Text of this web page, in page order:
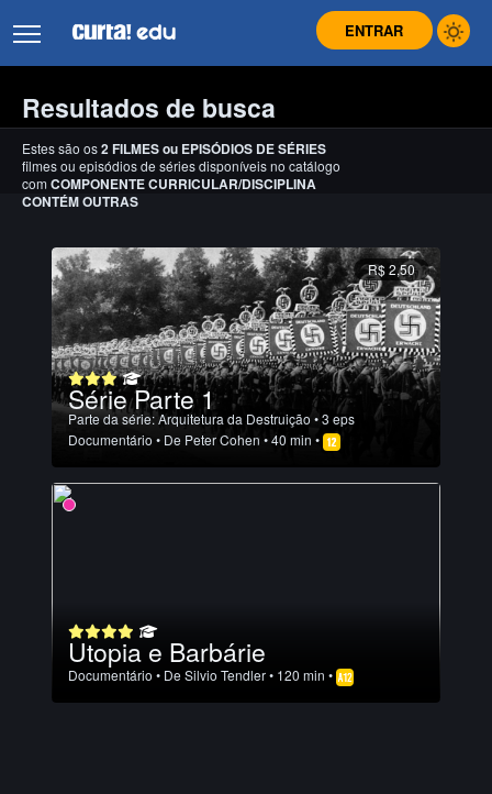
ENTRAR
Resultados de busca
Estes são os2FILMESou EPISÓDIOS DE SÉRIES
filmes ou episódios de séries disponíveis no catálogo
com COMPONENTE CURRICULAR/DISCIPLINA
CONTÉM OUTRAS
R$ 2,50
Série Parte 1
Parte da série:Arquitetura da Destruição• 3 eps
Documentário • De Peter Cohen • 40 min •
Utopia e Barbárie
Documentário • DeSilvio Tendler• 120 min •